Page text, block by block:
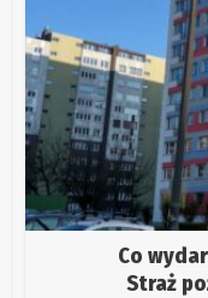
Co
Straż